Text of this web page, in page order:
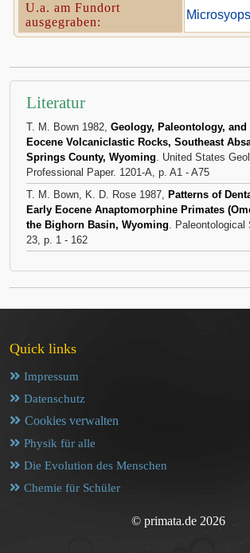
U.a. am Fundort
ausgegraben:
Literatur
T. M. Bown 1982, Geology, Paleontology,
Eocene Volcaniclastic Rocks, Southeast
Springs County, Wyoming. United States
Professional Paper. 1201-A, p. A1 - A75
T. M. Bown, K. D. Rose 1987, Patterns of
Early Eocene Anaptomorphine Primates
the Bighorn Basin, Wyoming. Paleontological
23, p. 1 - 162
Quick links
Impressum
Datenschutz
Cookies verwalten
Physik für alle
Die Evolution des Menschen
Chemie für Schüler
© primata.de 2026